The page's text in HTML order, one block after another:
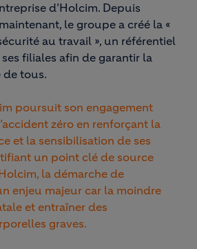
d’Holcim. Depuis
le groupe a créé la «
au travail », un référentiel
filiales afin de garantir la
de tous.
poursuit son engagement
zéro en renforçant la
et la sensibilisation de ses
un point clé de source
la démarche de
enjeu majeur car la moindre
et entraîner des
graves.